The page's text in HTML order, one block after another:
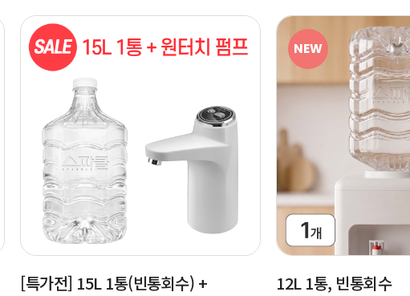
[특가전] 15L 1통(빈통회수) +
NEW
12L 1통, 빈통회수